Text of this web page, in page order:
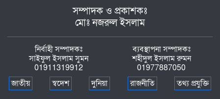
সম্পাদক ও প্রকাশকঃ
মোঃ নজরুল ইসলাম
নির্বাহী সম্পাদকঃ
সাইফুল ইসলাম সুমন
01911319912
ব্যবস্থাপনা সম্পাদকঃ
শহীদুল ইসলাম রুমন
01977887050
জাতীয়
স্বদেশ দুনিয়া রাজনীতি তথ্য প্রযুক্তি